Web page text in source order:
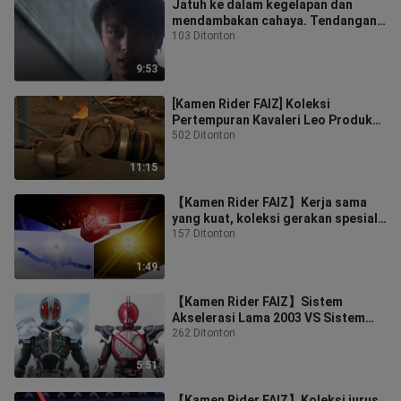
9:53
Jatuh ke dalam kegelapan dan
mendambakan cahaya. Tendangan
Belalang Pukulan Belalang Neraka
103 Ditonton
11:15
[Kamen Rider FAIZ] Koleksi
Pertempuran Kavaleri Leo Produksi
Massal Prajurit Spesial
502 Ditonton
1:49
【Kamen Rider FAIZ】Kerja sama
yang kuat, koleksi gerakan spesial
yang sangat tampan
157 Ditonton
5:51
【Kamen Rider FAIZ】Sistem
Akselerasi Lama 2003 VS Sistem
Akselerasi Generasi Berikutnya
262 Ditonton